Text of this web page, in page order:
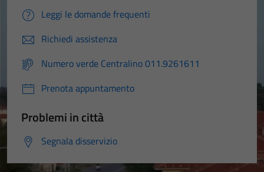
Leggi le domande frequenti
Richiedi assistenza
Numero verde Centralino 011.9261611
Prenota appuntamento
Problemi in città
Segnala disservizio